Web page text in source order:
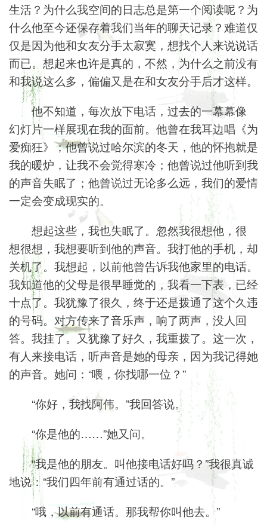
生活？为什么我空间的日志总是第一个阅读呢？为
什么他至今还保存着我们当年的聊天记录？难道仅
仅是因为他和女友分手太寂寞，想找个人来说说话
而已。想起来也许是真的，不然，为什么之前没有
和我说这么多，偏偏又是在和女友分手后才这样。
他不知道，每次放下电话，过去的一幕幕像
幻灯片一样展现在我的面前。他曾在我耳边唱《为
爱痴狂》；他曾说过哈尔滨的冬天，他的怀抱就是
我的暖炉，让我不会觉得寒冷；他曾说过他听到我
的声音失眠了；他曾说过无论多么远，我们的爱情
一定会变成现实的。
想起这些，我也失眠了。忽然我很想他，很
想很想，我想要听到他的声音。我打他的手机，却
关机了。我想起，以前他曾告诉我他家里的电话。
我知道他的父母是很早睡觉的，我看一下表，已经
十点了。我犹豫了很久，终于还是拨通了这个久违
的号码。对方传来了音乐声，响了两声，没人回
答。我挂了。又犹豫了好久，我重拨了。这一次，
有人来接电话，听声音是她的母亲，因为我记得她
的声音。她问：“喂，你找哪一位？”
“你好，我找阿伟。”我回答说。
“你是他的……”她又问。
“我是他的朋友。叫他接电话好吗？”我很真诚
地说：“我们四年前有通过话的。”
“哦，以前有通话。那我帮你叫他去。”